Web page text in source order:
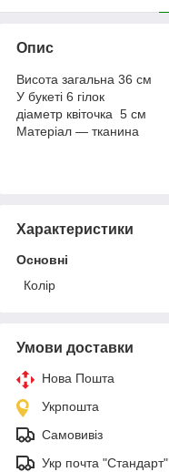
Опис
Висота загальна 36 см
У букеті 6 гілок
діаметр квіточка 5 см
Матеріал — тканина
Характеристики
Основні
Колір
Умови доставки
Нова Пошта
Укрпошта
Самовивіз
Укр почта "Стандарт"